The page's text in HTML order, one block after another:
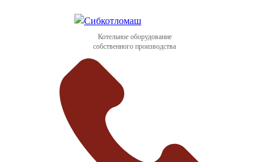
Котельное оборудование
собственного производства